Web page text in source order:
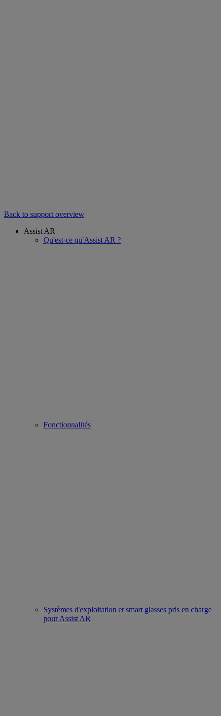
Back to support overview
Assist AR
Qu'est-ce qu'Assist AR ?
Fonctionnalités
Systèmes d'exploitation et smart glasses pris en charge
pour Assist AR